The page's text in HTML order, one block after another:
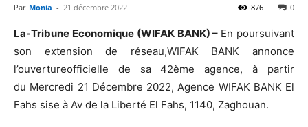
Par Monia - 21 décembre 2022 0
876
La-Tribune Economique (WIFAK BANK) – En poursuivant
son extension de réseau,WIFAK BANK annonce
l’ouvertureofficielle de sa 42ème agence, à partir
du Mercredi 21 Décembre 2022, Agence WIFAK BANK El
Fahs sise à Av de la Liberté El Fahs, 1140, Zaghouan.